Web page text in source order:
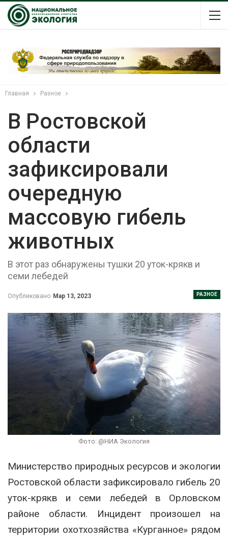
Главная Разное
В Ростовской
области
зафиксировали
очередную
массовую гибель
животных
В этот раз обнаружены тушки 20 уток-крякв и
семи лебедей
РАЗНОЕ
Опубликовано Мар 13, 2023
Фото: @НИА Экология
Министерство природных ресурсов и экологии
Ростовской области зафиксировало гибель 20
уток-крякв и семи лебедей в Орловском
районе области. Инцидент произошел на
территории охотхозяйства «Курганное» рядом